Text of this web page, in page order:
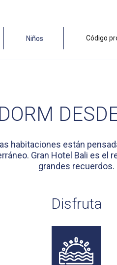
habitaciones están
Gran Hotel Bali es
grandes recuerdos.
Disfruta